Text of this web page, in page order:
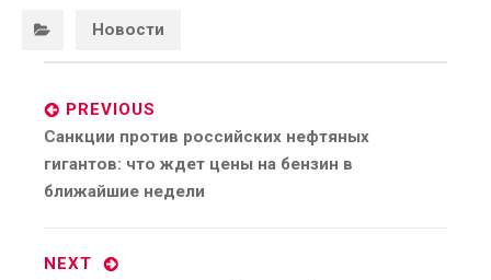
Новости
navigation
PREVIOUS
Previous
post:
Санкции против российских нефтяных
гигантов: что ждет цены на бензин в
ближайшие недели
NEXT